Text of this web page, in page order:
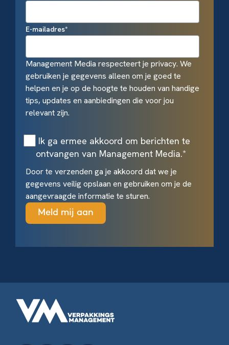
E-mailadres*
Management Media respecteert je privacy. We
gebruiken je gegevens alleen om je goed te
helpen en je op de hoogte te houden van handige
tips, updates en aanbiedingen die voor jou
relevant zijn.
Ik ga ermee akkoord om berichten te
ontvangen van Management Media.*
Door te verzenden ga je akkoord dat we je
gegevens veilig opslaan en gebruiken om je de
aangevraagde informatie te sturen.